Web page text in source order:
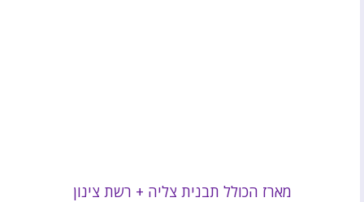
מארז הכולל תבנית צליה + רשת צינון